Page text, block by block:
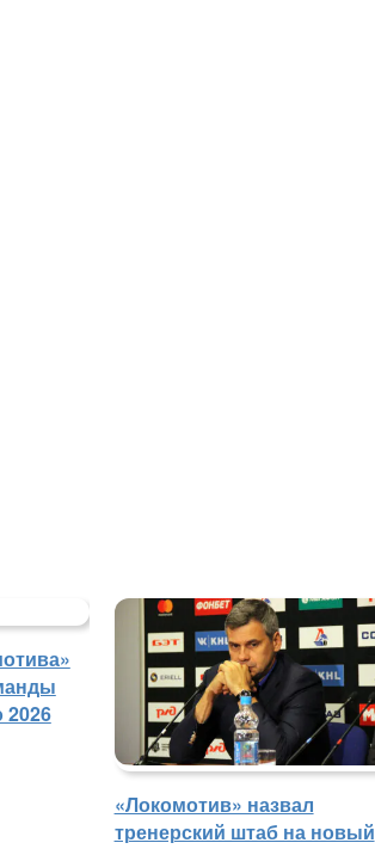
2026
«Локомотив» назвал
тренерский штаб на новый